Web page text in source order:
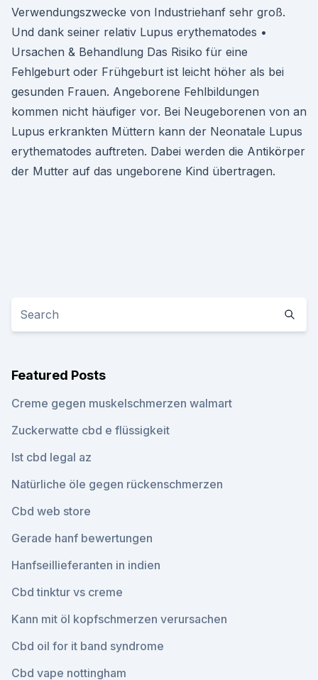
Verwendungszwecke von Industriehanf sehr groß.
Und dank seiner relativ Lupus erythematodes •
Ursachen & Behandlung Das Risiko für eine
Fehlgeburt oder Frühgeburt ist leicht höher als bei
gesunden Frauen. Angeborene Fehlbildungen
kommen nicht häufiger vor. Bei Neugeborenen von an
Lupus erkrankten Müttern kann der Neonatale Lupus
erythematodes auftreten. Dabei werden die Antikörper
der Mutter auf das ungeborene Kind übertragen.
Featured Posts
Creme gegen muskelschmerzen walmart
Zuckerwatte cbd e flüssigkeit
Ist cbd legal az
Natürliche öle gegen rückenschmerzen
Cbd web store
Gerade hanf bewertungen
Hanfseillieferanten in indien
Cbd tinktur vs creme
Kann mit öl kopfschmerzen verursachen
Cbd oil for it band syndrome
Cbd vape nottingham